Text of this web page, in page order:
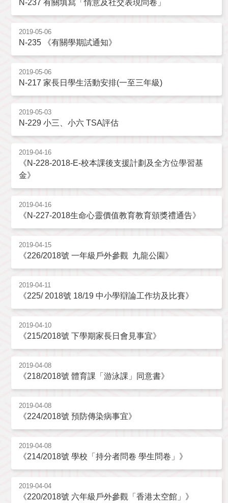
N-237 有關填寫「情意及社交表現問卷」
2019-05-06
N-235 《有關學期試通知》
2019-05-06
N-217 家長日學生活動安排(一至三年級)
2019-05-03
N-229 小三、小六 TSA評估
2019-04-16
《N-228-2018-E-校本課後支援計劃及全方位學習基
金》
2019-04-16
《N-227-2018生命心靈價值教育教育頒獎禮通告》
2019-04-15
《226/2018號 一年級戶外參觀 九龍公園》
2019-04-11
《225/ 2018號 18/19 中小學辯論工作坊及比賽》
2019-04-10
《215/2018號 下學期家長日會見事宜》
2019-04-08
《218/2018號 體育課「游泳課」同意書》
2019-04-08
《224/2018號 預防傳染病事宜》
2019-04-08
《214/2018號 學校「持分者問卷 學生問卷」》
2019-04-04
《220/2018號 六年級戶外參觀「香港太空館」》